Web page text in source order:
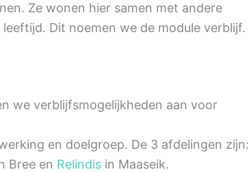
Ze wonen hier samen met andere
Dit noemen we de module verblijf.
we verblijfsmogelijkheden aan voor
en doelgroep. De 3 afdelingen zijn:
Bree en Relindis in Maaseik.